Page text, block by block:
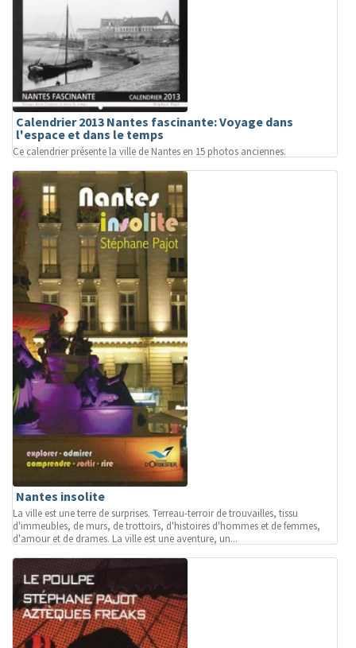
Calendrier 2013 Nantes fascinante: Voyage dans
l'espace et dans le temps
Ce calendrier présente la ville de Nantes en 15 photos anciennes.
Nantes insolite
La ville est une terre de surprises. Terreau-terroir de trouvailles, tissu
d'immeubles, de murs, de trottoirs, d'histoires d'hommes et de femmes,
d'amour et de drames. La ville est une aventure, un...